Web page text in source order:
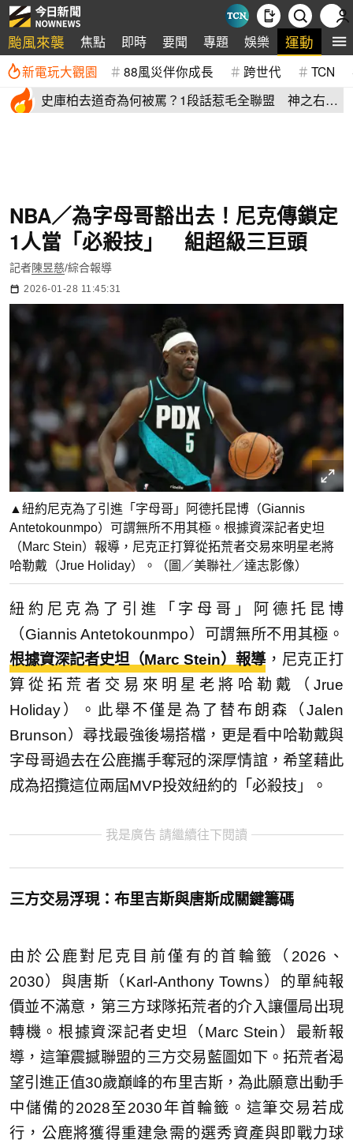
颱風來襲 焦點 即時 要聞 專題 娛樂 運動 全
新電玩大觀園 88風災伴你成長 跨世代 TCN
史庫柏去道奇為何被罵？1段話惹毛全聯盟 神之右
NBA／為字母哥豁出去！尼克傳鎖定
1人當「必殺技」 組超級三巨頭
記者陳昱慈/綜合報導
2026-01-28 11:45:31
▲紐約尼克為了引進「字母哥」阿德托昆博（Giannis
Antetokounmpo）可謂無所不用其極。根據資深記者史坦
（Marc Stein）報導，尼克正打算從拓荒者交易來明星老將
哈勒戴（Jrue Holiday）。（圖／美聯社／達志影像）
紐約尼克為了引進「字母哥」阿德托昆博
（Giannis Antetokounmpo）可謂無所不用其極。
根據資深記者史坦（Marc Stein）報導，尼克正打
算從拓荒者交易來明星老將哈勒戴（Jrue
Holiday）。此舉不僅是為了替布朗森（Jalen
Brunson）尋找最強後場搭檔，更是看中哈勒戴與
字母哥過去在公鹿攜手奪冠的深厚情誼，希望藉此
成為招攬這位兩屆MVP投效紐約的「必殺技」。
我是廣告 請繼續往下閱讀
三方交易浮現： 布里吉斯與唐斯成關鍵籌碼
由於公鹿對尼克目前僅有的首輪籤（2026、
2030）與唐斯（Karl-Anthony Towns）的單純報
價並不滿意，第三方球隊拓荒者的介入讓僵局出現
轉機。根據資深記者史坦（Marc Stein）最新報
導，這筆震撼聯盟的三方交易藍圖如下。拓荒者渴
望引進正值30歲巔峰的布里吉斯，為此願意出動手
中儲備的2028至2030年首輪籤。這筆交易若成
行，公鹿將獲得重建急需的選秀資產與即戰力球